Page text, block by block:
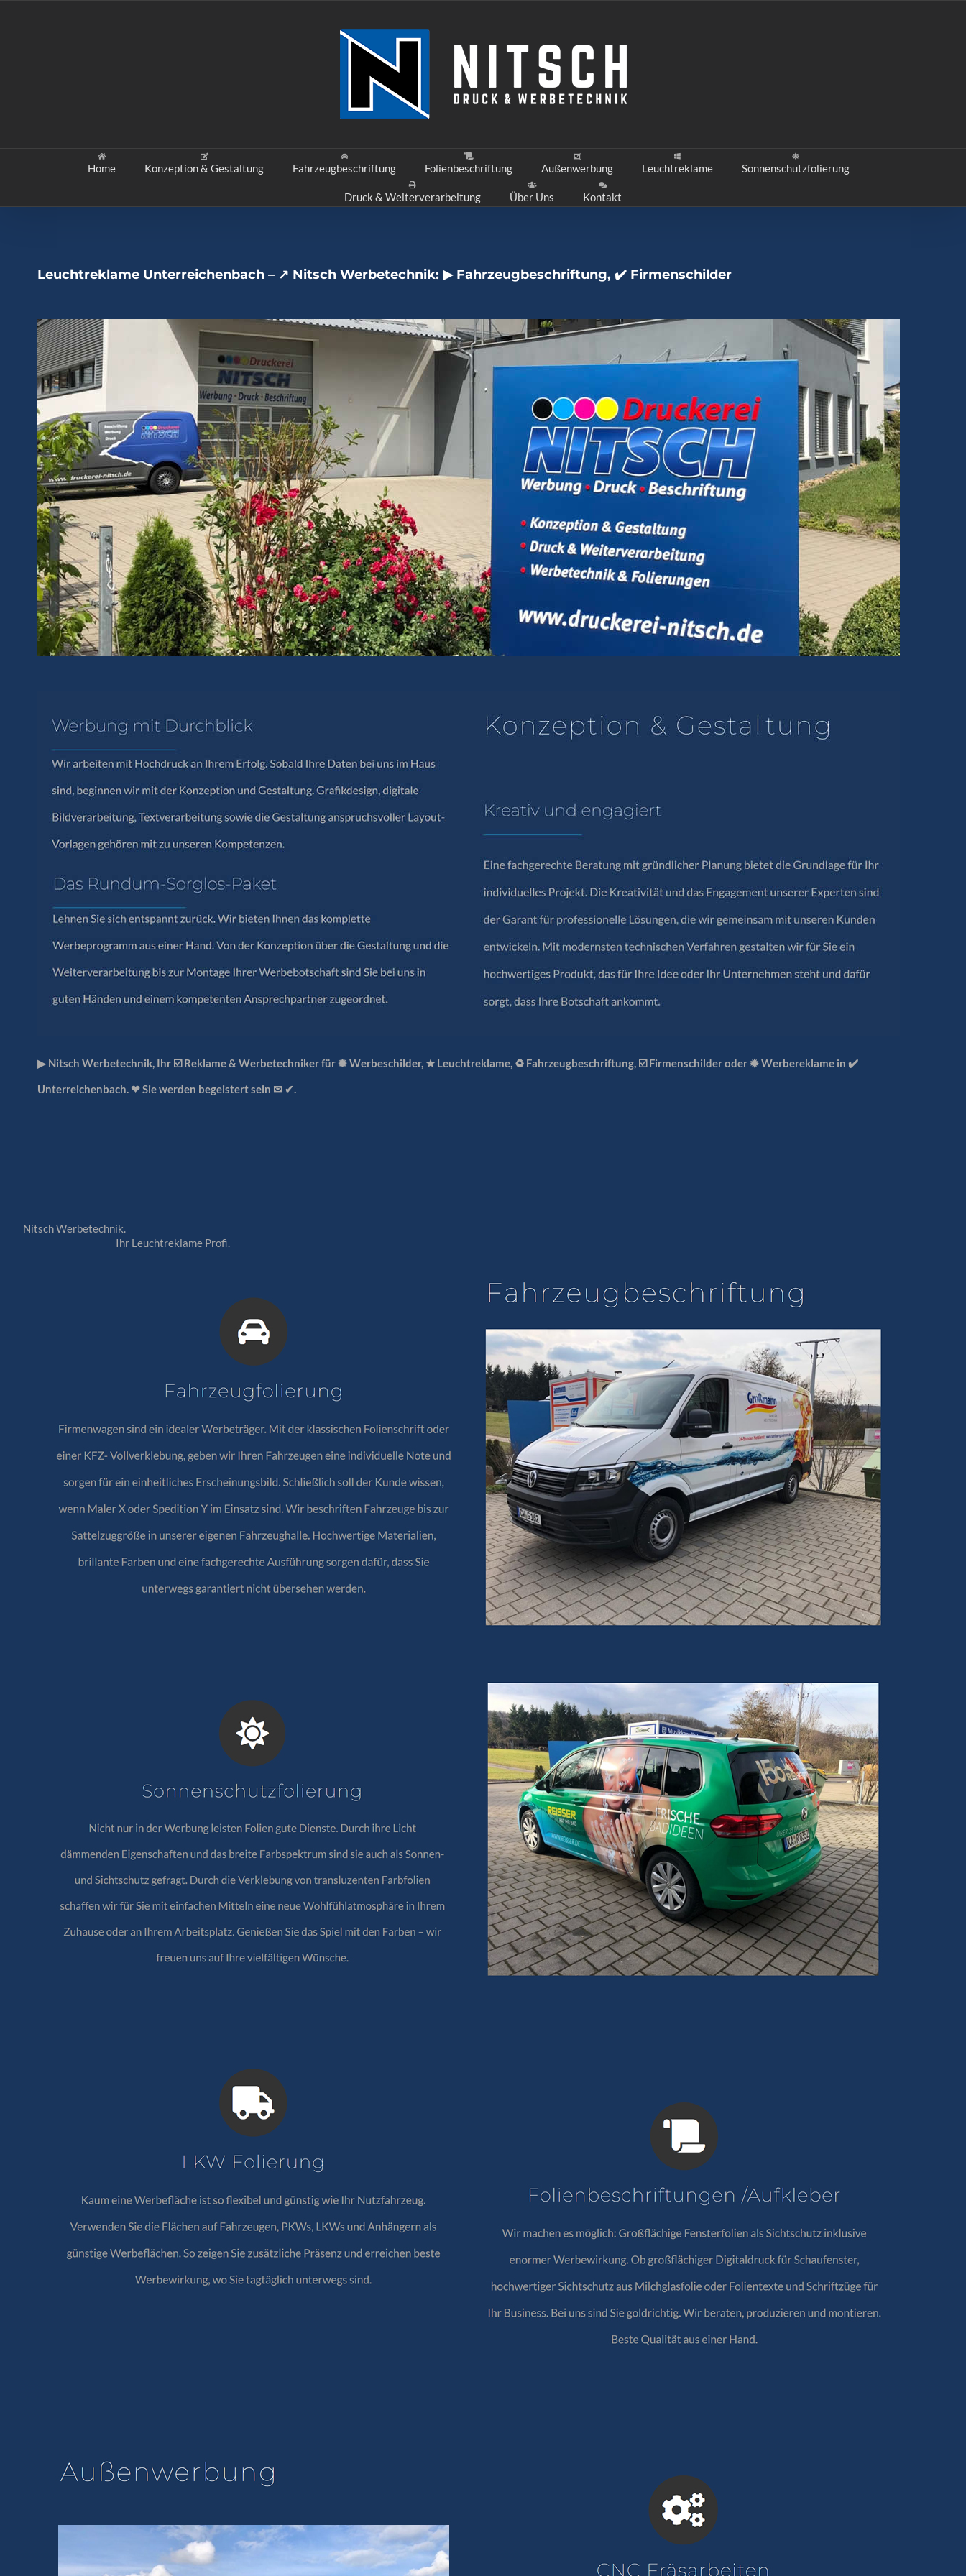
Home Konzeption & Gestaltung Fahrzeugbeschriftung Folienbeschriftung Außenwerbung Leuchtreklame Sonnenschutzfolierung
Druck & Weiterverarbeitung Über Uns Kontakt
Leuchtreklame Unterreichenbach – ↗️ Nitsch Werbetechnik: ▶︎ Fahrzeugbeschriftung, ✔️ Firmenschilder
▶︎ Nitsch Werbetechnik, Ihr ☑️ Reklame & Werbetechniker für ✺ Werbeschilder, ★ Leuchtreklame, ♻ Fahrzeugbeschriftung, ☑️ Firmenschilder oder ✹ Werbereklame in ✔️
Unterreichenbach. ❤ Sie werden begeistert sein ✉ ✔.
Nitsch Werbetechnik.
Ihr Leuchtreklame Profi.